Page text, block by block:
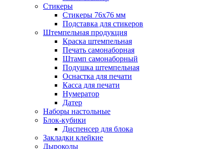
Стикеры
Стикеры 76x76 мм
Подставка для стикеров
Штемпельная продукция
Краска штемпельная
Печать самонаборная
Штамп самонаборный
Подушка штемпельная
Оснастка для печати
Касса для печати
Нумератор
Датер
Наборы настольные
Блок-кубики
Диспенсер для блока
Закладки клейкие
Дыроколы